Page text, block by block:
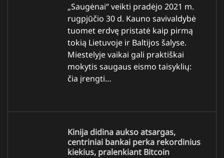
„Saugėnai“ veikti pradėjo 2021 m.
rugpjūčio 30 d. Kauno savivaldybė
tuomet erdvę pristatė kaip pirmą
tokią Lietuvoje ir Baltijos šalyse.
Miestelyje vaikai gali praktiškai
mokytis saugaus eismo taisyklių:
čia įrengti…
Kinija didina aukso atsargas,
centriniai bankai perka rekordinius
kiekius, pralenkiant Bitcoin